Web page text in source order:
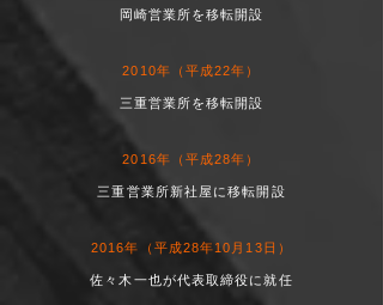
岡崎営業所を移転開設
2010年（平成22年）
三重営業所を移転開設
2016年（平成28年）
三重営業所新社屋に移転開設
2016年（平成28年10月13日）
佐々木一也が代表取締役に就任